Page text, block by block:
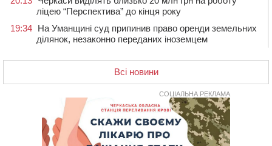
ліцею “Перспектива” до кінця року
19:34 На Уманщині суд припинив право оренди земельних
ділянок, незаконно переданих іноземцем
стали фіналістками Global Teacher Prize Ukraine 2026
18:23 Зарядка, йога, сапи та нові знайомства: у Черкасах
закрили сезон літнього табору для людей поважного
“Це страшна несправедливість”: мати хворого на
СМА 13-річного хлопця із Драбівщини просить
Всі новини
СОЦІАЛЬНА РЕКЛАМА